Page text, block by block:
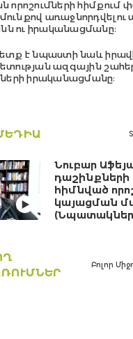
որոշումների հիմքում
ու իրականացմանը:
է նպաստի նաև
ազգային
իրականացմանը:
Նուբար
հիմնված
կայացման
(Նպատակներ
Բոլոր